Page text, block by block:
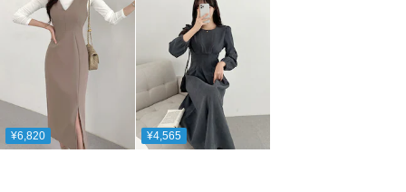
¥6,820 ¥4,565